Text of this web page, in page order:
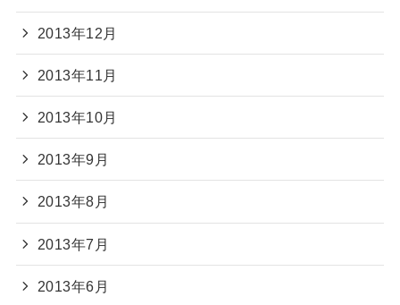
2013年12月
2013年11月
2013年10月
2013年9月
2013年8月
2013年7月
2013年6月